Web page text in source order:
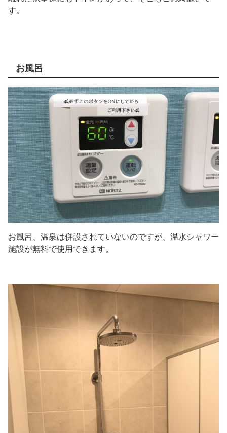
す。
お風呂
お風呂、温泉は併設されていないのですが、温水シャワー
施設が無料で使用できます。